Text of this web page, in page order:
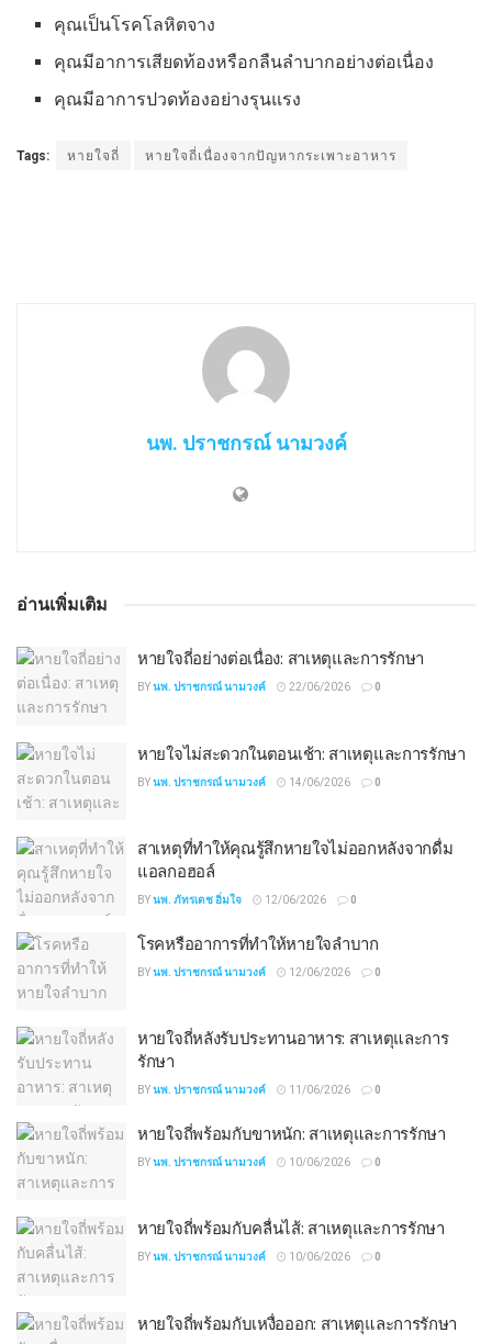
คุณเป็นโรคโลหิตจาง
คุณมีอาการเสียดท้องหรือกลืนลำบากอย่างต่อเนื่อง
คุณมีอาการปวดท้องอย่างรุนแรง
Tags: หายใจถี่ หายใจถี่เนื่องจากปัญหากระเพาะอาหาร
นพ. ปราชกรณ์ นามวงค์
อ่านเพิ่มเติม
หายใจถี่อย่างต่อเนื่อง: สาเหตุและการรักษา
BYนพ. ปราชกรณ์ นามวงค์ 22/06/2026 0
หายใจไม่สะดวกในตอนเช้า: สาเหตุและการรักษา
BYนพ. ปราชกรณ์ นามวงค์ 14/06/2026 0
สาเหตุที่ทำให้คุณรู้สึกหายใจไม่ออกหลังจากดื่ม
แอลกอฮอล์
BYนพ. ภัทรเดช อิ่มใจ 12/06/2026 0
โรคหรืออาการที่ทำให้หายใจลำบาก
BYนพ. ปราชกรณ์ นามวงค์ 12/06/2026 0
หายใจถี่หลังรับประทานอาหาร: สาเหตุและการ
รักษา
BYนพ. ปราชกรณ์ นามวงค์ 11/06/2026 0
หายใจถี่พร้อมกับขาหนัก: สาเหตุและการรักษา
BYนพ. ปราชกรณ์ นามวงค์ 10/06/2026 0
หายใจถี่พร้อมกับคลื่นไส้: สาเหตุและการรักษา
BYนพ. ปราชกรณ์ นามวงค์ 10/06/2026 0
หายใจถี่พร้อมกับเหงื่อออก: สาเหตุและการรักษา